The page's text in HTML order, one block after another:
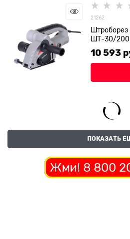
21262
Штроборез
ШТ-30/
10 593
ПОКАЗАТЬ
Жми! 8 800